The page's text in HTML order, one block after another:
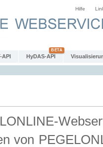
Hilfe
API HyDAS-API
von